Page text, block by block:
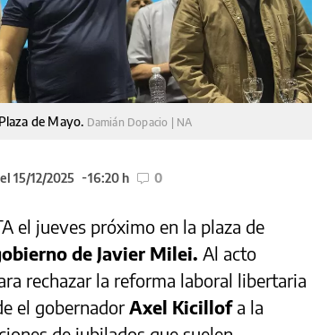
de Mayo. Damián Dopacio | NA
15/12/2025 16:20 h 0
el jueves próximo en la plaza de
de Javier Milei. Al acto
rechazar la reforma laboral libertaria
el gobernador Axel Kicillof a la